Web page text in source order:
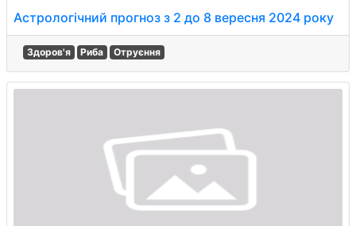
Астрологічний прогноз з 2 до 8 вересня 2024 року
Здоров'я Риба Отруєння